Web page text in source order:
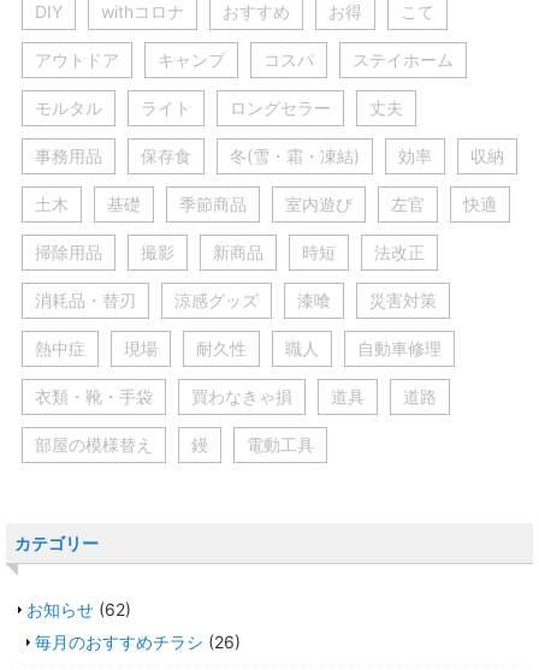
DIY withコロナ おすすめ お得 こて
アウトドア キャンプ コスパ ステイホーム
モルタル ライト ロングセラー 丈夫
事務用品 保存食 冬(雪・霜・凍結) 効率 収納
土木 基礎 季節商品 室内遊び 左官 快適
掃除用品 撮影 新商品 時短 法改正
消耗品・替刃 涼感グッズ 漆喰 災害対策
熱中症 現場 耐久性 職人 自動車修理
衣類・靴・手袋 買わなきゃ損 道具 道路
部屋の模様替え 鏝 電動工具
カテゴリー
お知らせ (62)
毎月のおすすめチラシ (26)